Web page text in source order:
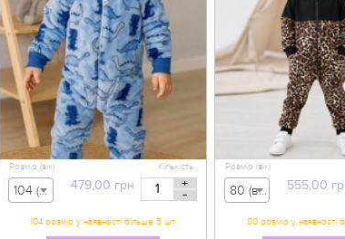
479,00 грн
Розмір (вік)
104 (вік 3-4 р) - 479,00 грн
Кількість
+
- 555,00
Розмір (вік)
80 (вік 9-12 міс) - 555,00 грн